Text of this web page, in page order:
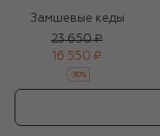
Замшевые кеды
23 650 ₽
16 550 ₽
-30%